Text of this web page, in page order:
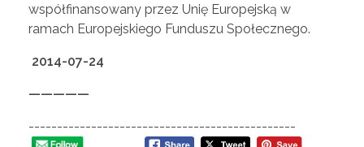
współfinansowany przez Unię Europejską w
ramach Europejskiego Funduszu Społecznego.
2014-07-24
—————
-----------------------------------------------